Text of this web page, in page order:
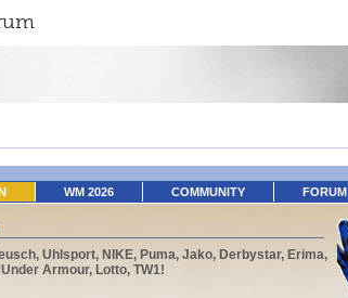
WM 2026 COMMUNITY FORUM
Uhlsport, NIKE, Puma, Jako, Derbystar, Erima,
Armour, Lotto, TW1!